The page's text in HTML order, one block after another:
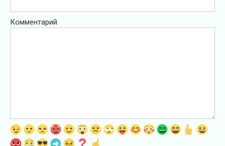
Комментарий